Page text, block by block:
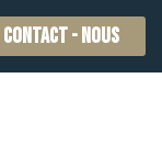
CONTACT - NOUS